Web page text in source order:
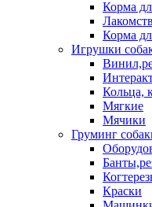
Корма
Корма
Игрушки
Кольца,
Мягкие
Мячики
Груминг
Краски